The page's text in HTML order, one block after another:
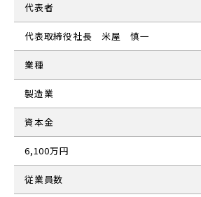
代表者
代表取締役社長 米屋 慎一
業種
製造業
資本金
6,100万円
従業員数